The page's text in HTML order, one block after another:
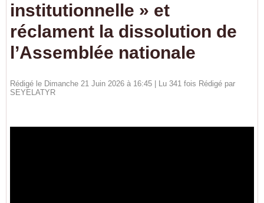
institutionnelle » et
réclament la dissolution de
l’Assemblée nationale
Rédigé le Dimanche 21 Juin 2026 à 16:45 | Lu 341 fois Rédigé par
SEYELATYR